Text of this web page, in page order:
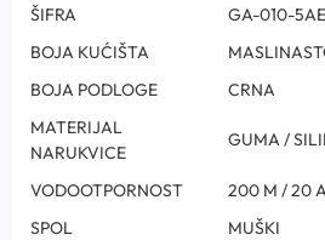
ŠIFRA
GA-010-
BOJA KUĆIŠTA
BOJA PODLOGE
CRNA
MATERIJAL
NARUKVICE
GUMA /
VODOOTPORNOST
200 M / 20
SPOL
MUŠKI